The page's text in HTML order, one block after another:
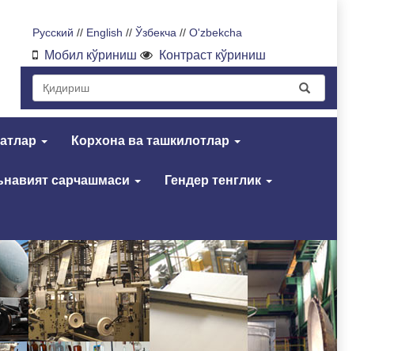
Русский // English // Ўзбекча // O'zbekcha
Мобил кўриниш Контраст кўриниш
Корхона ва ташкилотлар
сарчашмаси Гендер тенглик